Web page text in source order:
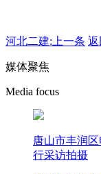
河北二建: 上一条 返
媒体聚焦
Media focus
唐山市丰润
行采访拍摄